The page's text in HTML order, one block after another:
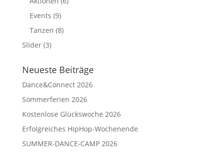
Events (9)
Tanzen (8)
Slider(3)
Neueste Beiträge
Dance&Connect 2026
Sommerferien 2026
Kostenlose Glückswoche 2026
Erfolgreiches HipHop-Wochenende
SUMMER-DANCE-CAMP 2026